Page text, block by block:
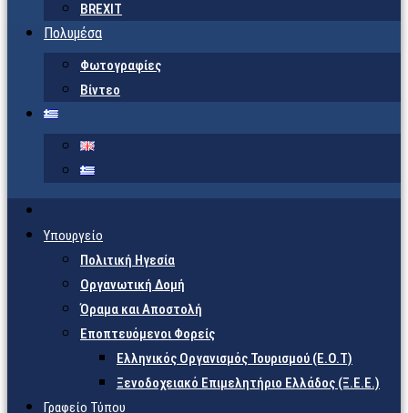
BREXIT
Πολυμέσα
Φωτογραφίες
Βίντεο
Υπουργείο
Πολιτική Ηγεσία
Οργανωτική Δομή
Όραμα και Αποστολή
Εποπτευόμενοι Φορείς
Eλληνικός Οργανισμός Τουρισμού (Ε.Ο.Τ)
Ξενοδοχειακό Επιμελητήριο Ελλάδος (Ξ.Ε.Ε.)
Γραφείο Τύπου